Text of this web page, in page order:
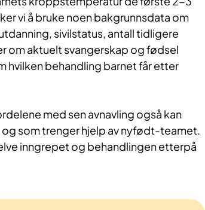
vi å bruke noen bakgrunnsdata om
sivilstatus, antall tidligere
om aktuelt svangerskap og fødsel
hvilken behandling barnet får etter
med sen avnavling også kan
som trenger hjelp av nyfødt-teamet.
inngrepet og behandlingen etterpå